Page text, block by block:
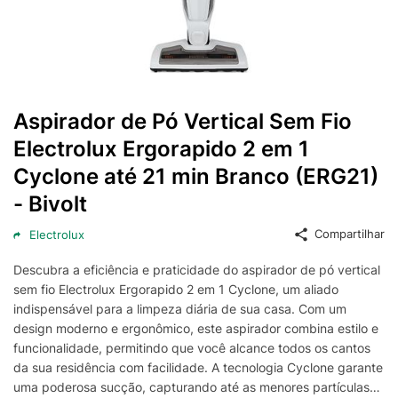
Aspirador de Pó Vertical Sem Fio
Electrolux Ergorapido 2 em 1
Cyclone até 21 min Branco (ERG21)
- Bivolt
Electrolux Compartilhar
Descubra a eficiência e praticidade do aspirador de pó vertical
sem fio Electrolux Ergorapido 2 em 1 Cyclone, um aliado
indispensável para a limpeza diária de sua casa. Com um
design moderno e ergonômico, este aspirador combina estilo e
funcionalidade, permitindo que você alcance todos os cantos
da sua residência com facilidade. A tecnologia Cyclone garante
uma poderosa sucção, capturando até as menores partículas